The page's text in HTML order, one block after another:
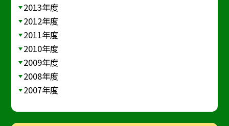
2013年度
2012年度
2011年度
2010年度
2009年度
2008年度
2007年度